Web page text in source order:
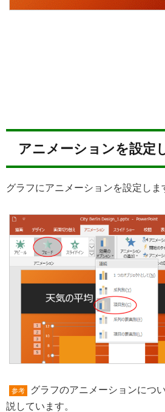
アニメーションを設定
グラフにアニメーションを設定しま
参考
グラフのアニメーションにつ
説しています。